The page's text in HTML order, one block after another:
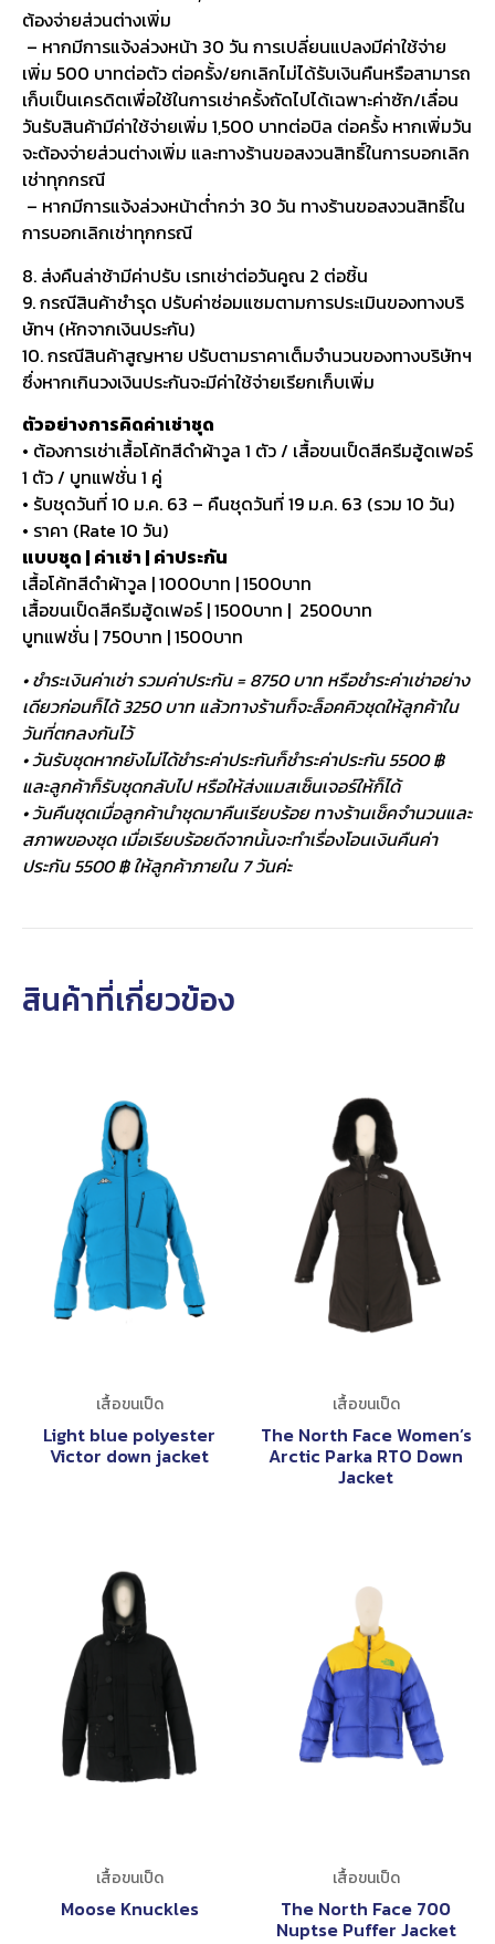
ต้องจ่ายส่วนต่างเพิ่ม
– หากมีการแจ้งล่วงหน้า 30 วัน การเปลี่ยนแปลงมีค่าใช้จ่าย
เพิ่ม 500 บาทต่อตัว ต่อครั้ง/ยกเลิกไม่ได้รับเงินคืนหรือสามารถ
เก็บเป็นเครดิตเพื่อใช้ในการเช่าครั้งถัดไปได้เฉพาะค่าซัก/เลื่อน
วันรับสินค้ามีค่าใช้จ่ายเพิ่ม 1,500 บาทต่อบิล ต่อครั้ง หากเพิ่มวัน
จะต้องจ่ายส่วนต่างเพิ่ม และทางร้านขอสงวนสิทธิ์ในการบอกเลิก
เช่าทุกกรณี
– หากมีการแจ้งล่วงหน้าต่ำกว่า 30 วัน ทางร้านขอสงวนสิทธิ์ใน
การบอกเลิกเช่าทุกกรณี
8. ส่งคืนล่าช้ามีค่าปรับ เรทเช่าต่อวันคูณ 2 ต่อชิ้น
9. กรณีสินค้าชำรุด ปรับค่าซ่อมแซมตามการประเมินของทางบริ
ษัทฯ (หักจากเงินประกัน)
10. กรณีสินค้าสูญหาย ปรับตามราคาเต็มจำนวนของทางบริษัทฯ
ซึ่งหากเกินวงเงินประกันจะมีค่าใช้จ่ายเรียกเก็บเพิ่ม
ตัวอย่างการคิดค่าเช่าชุด
• ต้องการเช่าเสื้อโค้ทสีดำผ้าวูล 1 ตัว / เสื้อขนเป็ดสีครีมฮู้ดเฟอร์
1 ตัว / บูทแฟชั่น 1 คู่
• รับชุดวันที่ 10 ม.ค. 63 – คืนชุดวันที่ 19 ม.ค. 63 (รวม 10 วัน)
• ราคา (Rate 10 วัน)
แบบชุด | ค่าเช่า | ค่าประกัน
เสื้อโค้ทสีดำผ้าวูล | 1000บาท | 1500บาท
เสื้อขนเป็ดสีครีมฮู้ดเฟอร์ | 1500บาท | 2500บาท
บูทแฟชั่น | 750บาท | 1500บาท
• ชำระเงินค่าเช่า รวมค่าประกัน = 8750 บาท หรือชำระค่าเช่าอย่าง
เดียวก่อนก็ได้ 3250 บาท แล้วทางร้านก็จะล็อคคิวชุดให้ลูกค้าใน
วันที่ตกลงกันไว้
• วันรับชุดหากยังไม่ได้ชำระค่าประกันก็ชำระค่าประกัน 5500 ฿
และลูกค้าก็รับชุดกลับไป หรือให้ส่งแมสเซ็นเจอร์ให้ก็ได้
• วันคืนชุดเมื่อลูกค้านำชุดมาคืนเรียบร้อย ทางร้านเช็คจำนวนและ
สภาพของชุด เมื่อเรียบร้อยดีจากนั้นจะทำเรื่องโอนเงินคืนค่า
ประกัน 5500 ฿ ให้ลูกค้าภายใน 7 วันค่ะ
สินค้าที่เกี่ยวข้อง
เสื้อขนเป็ด
Light blue polyester
Victor down jacket
เสื้อขนเป็ด
The North Face Women’s
Arctic Parka RTO Down
Jacket
เสื้อขนเป็ด
Moose Knuckles
เสื้อขนเป็ด
The North Face 700
Nuptse Puffer Jacket